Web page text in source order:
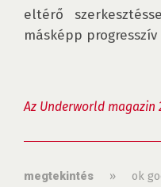
eltérő
másképp
Az Underworld magazin
megtekintés » ok